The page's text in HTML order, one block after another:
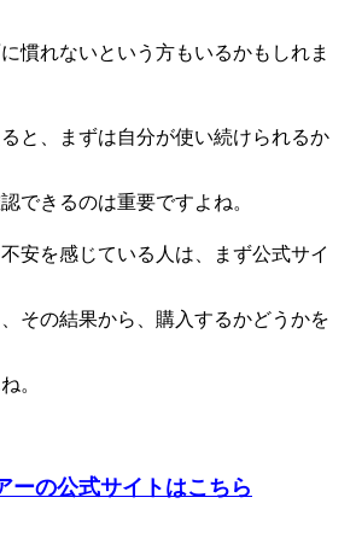
慣れないという方もいるかもしれま
と、まずは自分が使い続けられるか
できるのは重要ですよね。
安を感じている人は、まず公式サイ
その結果から、購入するかどうかを
。
ーの公式サイトはこちら